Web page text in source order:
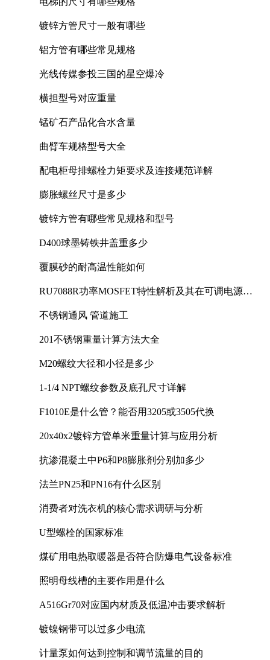
镀锌方管尺寸一般有哪些
铝方管有哪些常见规格
光线传媒参投三国的星空爆冷
横担型号对应重量
锰矿石产品化合水含量
曲臂车规格型号大全
配电柜母排螺栓力矩要求及连接规范详解
膨胀螺丝尺寸是多少
镀锌方管有哪些常见规格和型号
D400球墨铸铁井盖重多少
覆膜砂的耐高温性能如何
RU7088R功率MOSFET特性解析及其在可调电源设
不锈钢通风 管道施工
201不锈钢重量计算方法大全
M20螺纹大径和小径是多少
1-1/4 NPT螺纹参数及底孔尺寸详解
F1010E是什么管？能否用3205或3505代换
20x40x2镀锌方管单米重量计算与应用分析
抗渗混凝土中P6和P8膨胀剂分别加多少
法兰PN25和PN16有什么区别
消费者对洗衣机的核心需求调研与分析
U型螺栓的国家标准
煤矿用电热取暖器是否符合防爆电气设备标准
照明母线槽的主要作用是什么
A516Gr70对应国内材质及低温冲击要求解析
镀镍钢带可以过多少电流
计量泵如何达到控制和调节流量的目的